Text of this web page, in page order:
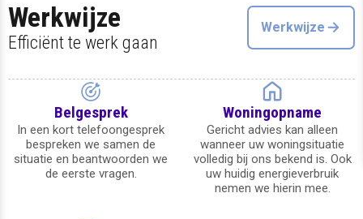
Werkwijze
Efficiënt te werk gaan
Werkwijze
Belgesprek
In een kort telefoongesprek
bespreken we samen de
situatie en beantwoorden we
de eerste vragen.
Woningopname
Gericht advies kan alleen
wanneer uw woningsituatie
volledig bij ons bekend is. Ook
uw huidig energieverbruik
nemen we hierin mee.